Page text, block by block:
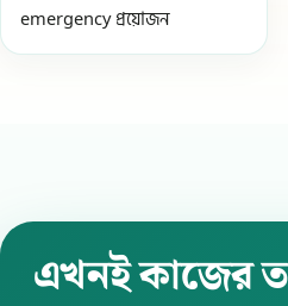
emergency প্রয়োজন
এখনই কাজের